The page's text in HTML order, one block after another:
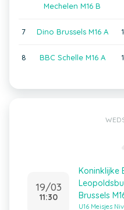
Mechelen M16 B
7 Dino Brussels M16 A
8 BBC Schelle M16 A
19/03
11:30
Koninklijke
Brussels
U16 Meisjes